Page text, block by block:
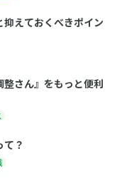
えておくべきポイン
さん』をもっと便利
？